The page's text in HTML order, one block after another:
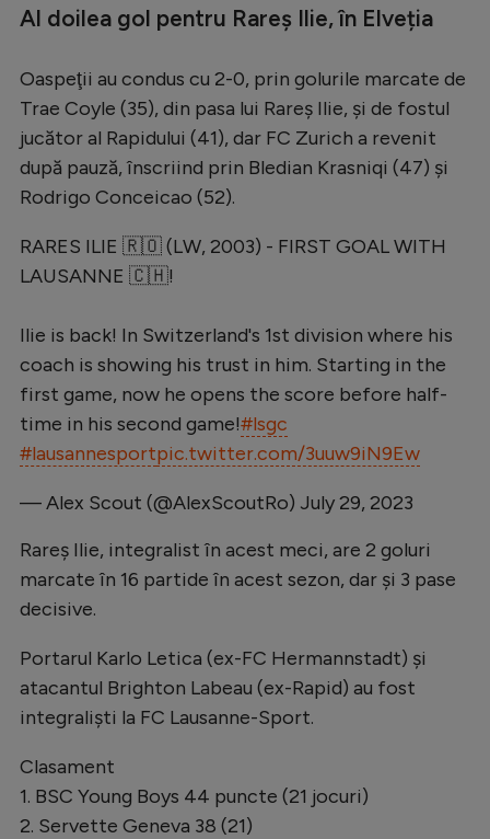
Starurile fotbalului
EURO 2024
Stranieri
Clasamente
Tenis
Natație
Formula 1
Gimnastică
Auto
Rugby
Ciclism
Alte sporturi
JO 2026
Intră în cont
Al doilea gol pentru Rareș Ilie, în Elveția
Oaspeţii au condus cu 2-0, prin golurile marcate de
Trae Coyle (35), din pasa lui Rareş Ilie, şi de fostul
jucător al Rapidului (41), dar FC Zurich a revenit
după pauză, înscriind prin Bledian Krasniqi (47) şi
Rodrigo Conceicao (52).
RARES ILIE 🇷🇴 (LW, 2003) - FIRST GOAL WITH
LAUSANNE 🇨🇭!
Ilie is back! In Switzerland's 1st division where his
coach is showing his trust in him. Starting in the
first game, now he opens the score before half-
time in his second game!#lsgc
#lausannesportpic.twitter.com/3uuw9iN9Ew
— Alex Scout (@AlexScoutRo) July 29, 2023
Rareş Ilie, integralist în acest meci, are 2 goluri
marcate în 16 partide în acest sezon, dar şi 3 pase
decisive.
Portarul Karlo Letica (ex-FC Hermannstadt) şi
atacantul Brighton Labeau (ex-Rapid) au fost
integralişti la FC Lausanne-Sport.
Clasament
1. BSC Young Boys 44 puncte (21 jocuri)
2. Servette Geneva 38 (21)